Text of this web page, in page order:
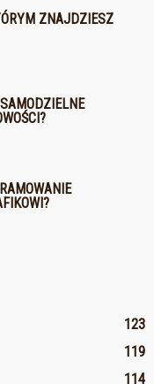
ZNAJDZIESZ
123
119
114